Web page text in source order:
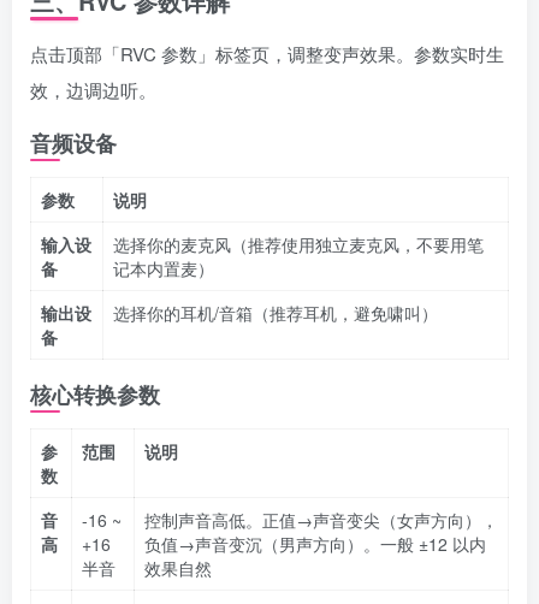
点击顶部「RVC 参数」标签页，调整变声效果。参数实时生
效，边调边听。
音频设备
参数
说明
输入设
备
选择你的麦克风（推荐使用独立麦克风，不要用笔
记本内置麦）
输出设
备
选择你的耳机/音箱（推荐耳机，避免啸叫）
核心转换参数
参
数
范围 说明
音
高
-16 ~
+16
半音
控制声音高低。正值→声音变尖（女声方向），
负值→声音变沉（男声方向）。一般 ±12 以内
效果自然